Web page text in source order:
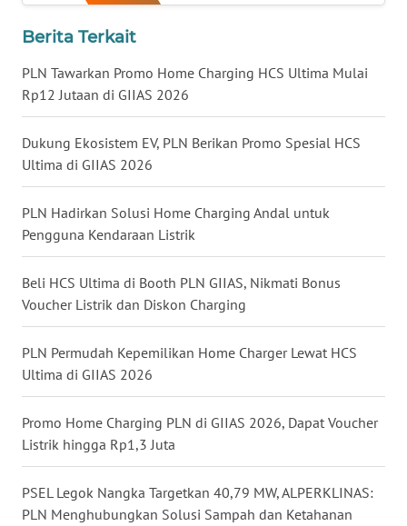
Berita Terkait
PLN Tawarkan Promo Home Charging HCS Ultima Mulai
Rp12 Jutaan di GIIAS 2026
Dukung Ekosistem EV, PLN Berikan Promo Spesial HCS
Ultima di GIIAS 2026
PLN Hadirkan Solusi Home Charging Andal untuk
Pengguna Kendaraan Listrik
Beli HCS Ultima di Booth PLN GIIAS, Nikmati Bonus
Voucher Listrik dan Diskon Charging
PLN Permudah Kepemilikan Home Charger Lewat HCS
Ultima di GIIAS 2026
Promo Home Charging PLN di GIIAS 2026, Dapat Voucher
Listrik hingga Rp1,3 Juta
PSEL Legok Nangka Targetkan 40,79 MW, ALPERKLINAS:
PLN Menghubungkan Solusi Sampah dan Ketahanan
KALBAR
WN
KALTENG
WN
KALTARA
WN
KALSEL
WN
KALTIM
WN
SULSEL
WN
SULUT